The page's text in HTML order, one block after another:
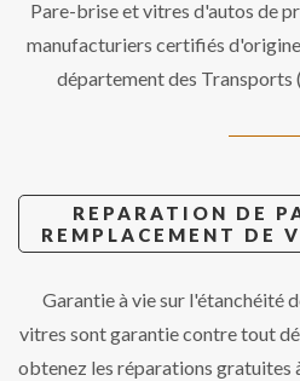
Pare-brise et vitres d'autos de
manufacturiers certifiés
département des Transports
REPARATION DE
REMPLACEMENT DE
Garantie à vie sur l'étanchéité
vitres sont garantie contre tout
obtenez les réparations gratuites